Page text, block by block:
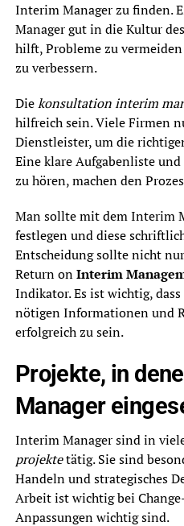
Interim Manager zu finden.
Manager gut in die Kultur
hilft, Probleme zu
zu verbessern.
Diekonsultation interim
hilfreich sein. Viele Firmen
Dienstleister, um die
Eine klare Aufgabenliste
zu hören, machen den
Man sollte mit dem Interim
festlegen und diese
Entscheidung sollte nicht
Return onInterim
Indikator. Es ist wichtig,
nötigen Informationen und
erfolgreich zu sein.
Projekte, in
Manager
Interim Manager sind in
projektetätig. Sie sind
Handeln und strategisches
Arbeit ist wichtig bei
Anpassungen wichtig sind.